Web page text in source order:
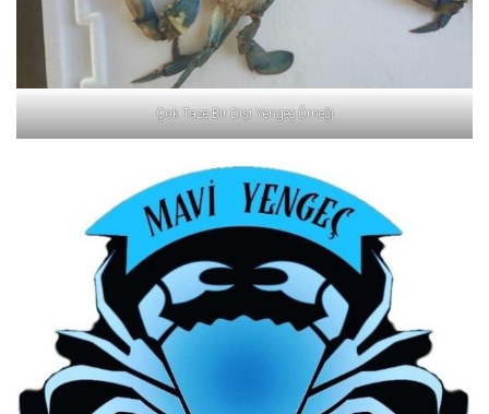
Çok Taze Bir Dişi Yengeç Örneği